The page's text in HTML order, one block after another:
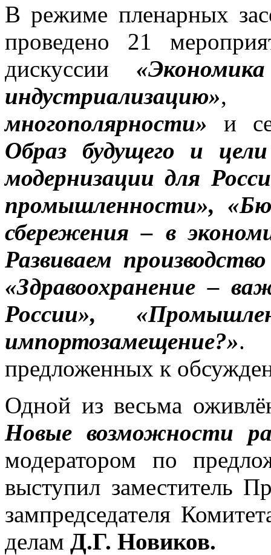
В режиме пленарных
проведено 21
дискуссии
индустриализацию»
многополярности» и
Образ будущего и
модернизации для
промышленности»,
сбережения – в
Развиваем
«Здравоохранение –
России»,
импортозамещение?».
предложенных к
Одной из весьма
Новые возможности
модератором по
выступил заместитель
зампредседателя
делам Д.Г. Новиков.